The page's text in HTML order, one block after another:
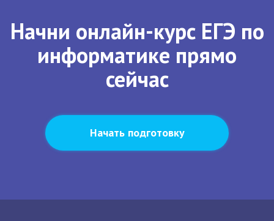
Начни онлайн-курс ЕГЭ по
информатике прямо
сейчас
Начать подготовку